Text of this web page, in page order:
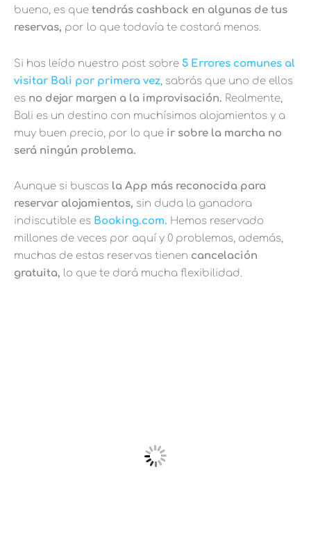
bueno, es que tendrás cashback en algunas de tus
reservas, por lo que todavía te costará menos.
Si has leído nuestro post sobre 5 Errores comunes al
visitar Bali por primera vez, sabrás que uno de ellos
es no dejar margen a la improvisación. Realmente,
Bali es un destino con muchísimos alojamientos y a
muy buen precio, por lo que ir sobre la marcha no
será ningún problema.
Aunque si buscas la App más reconocida para
reservar alojamientos, sin duda la ganadora
indiscutible es Booking.com. Hemos reservado
millones de veces por aquí y 0 problemas, además,
muchas de estas reservas tienen cancelación
gratuita, lo que te dará mucha flexibilidad.